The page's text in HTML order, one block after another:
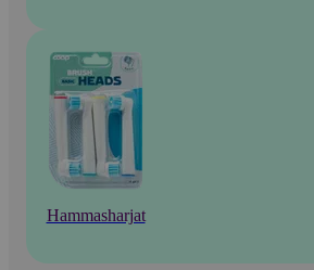
Hammasharjat